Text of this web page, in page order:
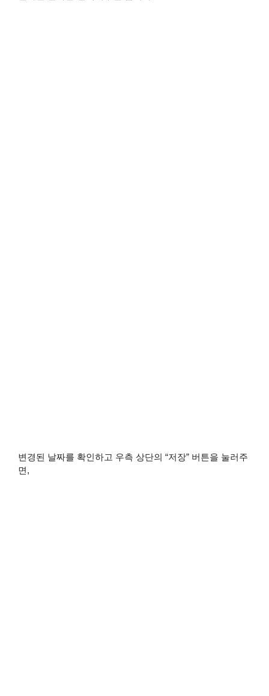
변경된 날짜를 확인하고 우측 상단의 “저장” 버튼을 눌러주
면,